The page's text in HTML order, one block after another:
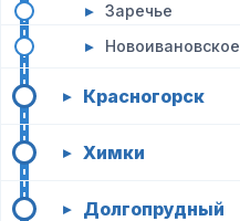
▸ Заречье
▸ Новоивановское
▸ Красногорск
▸ Химки
▸ Долгопрудный